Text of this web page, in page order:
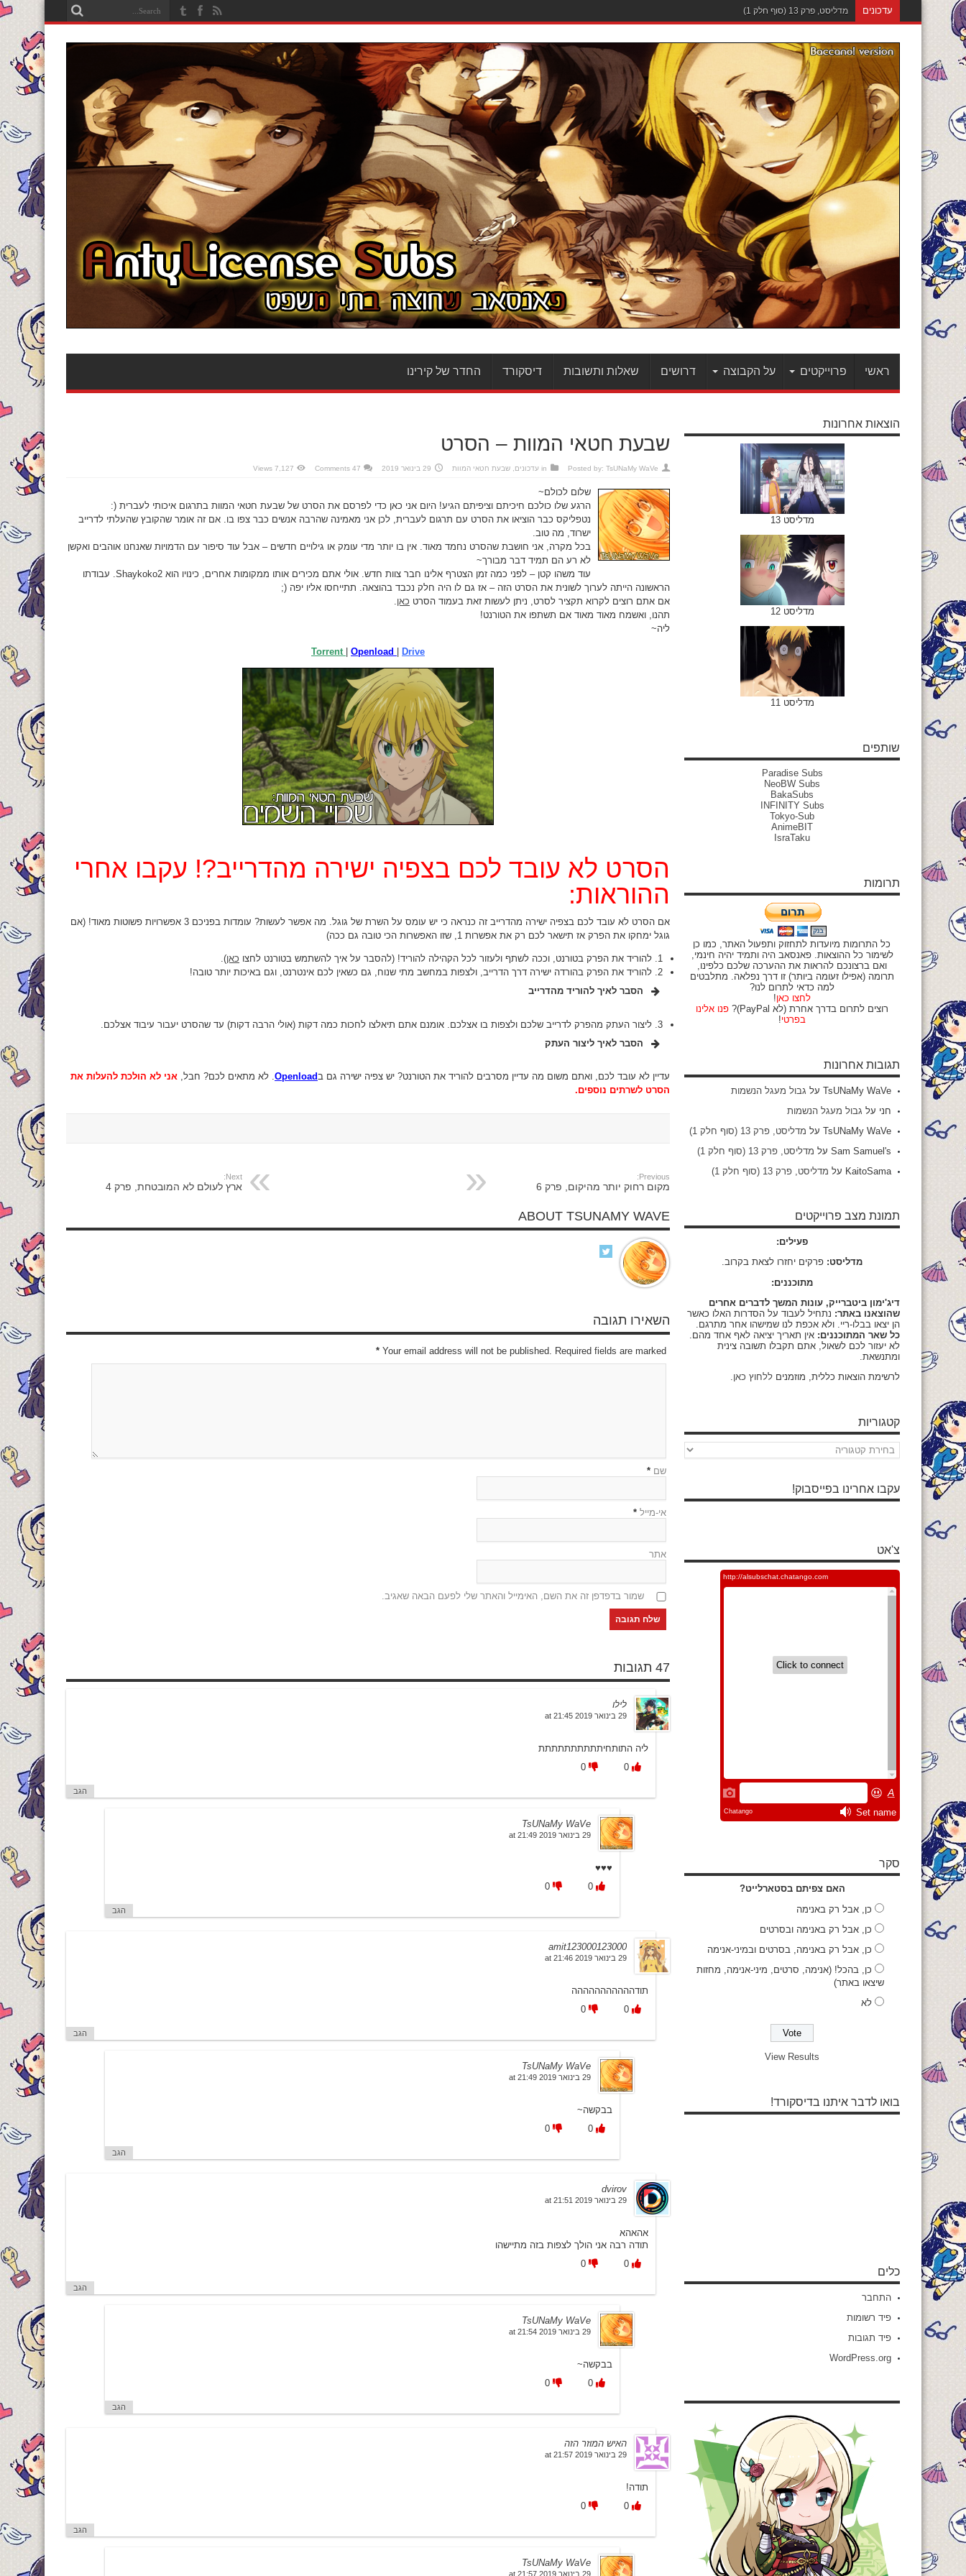
עדכונים מדליסט, פרק 12
ראשי פרוייקטים על הקבוצה דרושים שאלות ותשובות דיסקורד החדר של קירינו
שבעת חטאי המוות – הסרט
Posted by: TsUNaMy WaVe
in עדכונים שבעת חטאי המוות 29 בינואר 2019 47 Comments
7,127 Views
שלום לכולם~
הרגע שלו כולכם חיכיתם וציפיתם הגיע! היום אני כאן כדי לפרסם את הסרט של שבעת חטאי המוות בתרגום איכותי לעברית (:
נטפליקס כבר הוציאו את הסרט עם תרגום לעברית, לכן אני מאמינה שהרבה אנשים כבר צפו בו. אם זה אומר שהקובץ שהעלתי לדרייב
ישרוד, מה טוב.
בכל מקרה, אני חושבת שהסרט נחמד מאוד. אין בו יותר מדי עומק או גילויים חדשים – אבל עוד סיפור עם הדמויות שאנחנו אוהבים ואקשן
לא רע הם תמיד דבר מבורך~
עוד משהו קטן – לפני כמה זמן הצטרף אלינו חבר צוות חדש. אולי אתם מכירים אותו ממקומות אחרים, כינויו הוא Shaykoko2. עבודתו
הראשונה הייתה לערוך לשונית את הסרט הזה – אז גם לו היה חלק נכבד בהוצאה. תתייחסו אליו יפה (;
אם אתם רוצים לקרוא תקציר לסרט, ניתן לעשות זאת בעמוד הסרט כאן.
תהנו, ואשמח מאוד מאוד אם תשתפו את הטורנט!
ליה~
Torrent Openload Drive
הסרט לא עובד לכם בצפיה ישירה מהדרייב?! עקבו אחרי
ההוראות:
אם הסרט לא עובד לכם בצפיה ישירה מהדרייב זה כנראה כי יש עומס על השרת של גוגל. מה אפשר לעשות? עומדות בפניכם 3 אפשרויות פשוטות מאוד! (אם
גוגל ימחקו את הפרק אז תישאר לכם רק את אפשרות 1, שזו האפשרות הכי טובה גם ככה)
1. להוריד את הפרק בטורנט, וככה לשתף ולעזור לכל הקהילה להוריד! (להסבר על איך להשתמש בטורנט לחצו כאן).
2. להוריד את הפרק בהורדה ישירה דרך הדרייב, ולצפות במחשב מתי שנוח, גם כשאין לכם אינטרנט, וגם באיכות יותר טובה!
הסבר לאיך להוריד מהדרייב
3. ליצור העתק מהפרק לדרייב שלכם ולצפות בו אצלכם. אומנם אתם תיאלצו לחכות כמה דקות (אולי הרבה דקות) עד שהסרט יעבור עיבוד אצלכם.
הסבר לאיך ליצור העתק
עדיין לא עובד לכם, ואתם משום מה עדיין מסרבים להוריד את הטורנט? יש צפיה ישירה גם בOpenload. לא מתאים לכם? חבל, אני לא הולכת להעלות את
הסרט לשרתים נוספים.
Previous:
מקום רחוק יותר מהיקום, פרק 6
Next:
ארץ לעולם לא המובטחת, פרק 4
ABOUT TSUNAMY WAVE
השאירו תגובה
Your email address will not be published. Required fields are marked
*
שם *
אי-מייל *
אתר
שמור בדפדפן זה את השם, האימייל והאתר שלי לפעם הבאה שאגיב.
47 תגובות
לילו
29 בינואר 2019 at 21:45
ליה התותחיתתתתתתתתתת
0
0
הגב
TsUNaMy WaVe
29 בינואר 2019 at 21:49
♥♥♥
0
0
הגב
amit123000123000
29 בינואר 2019 at 21:46
תודההההההההההה
0
0
הגב
TsUNaMy WaVe
29 בינואר 2019 at 21:49
בבקשה~
0
0
הגב
dvirov
29 בינואר 2019 at 21:51
אהאהא
תודה רבה אני הולך לצפות בזה מתיישהו
0
0
הגב
TsUNaMy WaVe
29 בינואר 2019 at 21:54
בבקשה~
0
0
הגב
האיש המוזר הזה
29 בינואר 2019 at 21:57
תודה!
0
0
הגב
TsUNaMy WaVe
29 בינואר 2019 at 21:57
הוצאות אחרונות
מדליסט 13
מדליסט 12
מדליסט 11
שותפים
Paradise Subs
NeoBW Subs
BakaSubs
INFINITY Subs
Tokyo-Sub
AnimeBIT
IsraTaku
תרומות
כל התרומות מיועדות לתחזוק ותפעול האתר, כמו כן
לשימור כל ההוצאות. פאנסאב היה ותמיד יהיה חינמי,
ואם ברצונכם להראות את ההערכה שלכם כלפינו,
תרומה (אפילו זעומה ביותר) זו דרך נפלאה. מתלבטים
למה כדאי לתרום לנו?
לחצו כאן!
רוצים לתרום בדרך אחרת (לא PayPal)?
פנו אלינו
בפרטי!
תגובות אחרונות
TsUNaMy WaVe על גבול מעגל הנשמות
חני על גבול מעגל הנשמות
TsUNaMy WaVe על מדליסט, פרק 13 (סוף חלק 1)
Sam Samuel's על מדליסט, פרק 13 (סוף חלק 1)
KaitoSama על מדליסט, פרק 13 (סוף חלק 1)
תמונת מצב פרוייקטים
פעילים:
מדליסט: פרקים יחזרו לצאת בקרוב.
מתוכננים:
דיג'ימון ביטברייק, עונות המשך לדברים אחרים
שהוצאנו באתר: נתחיל לעבוד על הסדרות האלו כאשר
הן יצאו בבלו-ריי. ולא אכפת לנו שמישהו אחר מתרגם.
כל שאר המתוכננים: אין תאריך יציאה לאף אחד מהם.
לא יעזור לכם לשאול, אתם תקבלו תשובה צינית
ומתנשאת.
לרשימת הוצאות כללית, מוזמנים ללחוץ כאן.
קטגוריות
קטגוריות
עקבו אחרינו בפייסבוק!
צ'אט
סקר
האם צפיתם בסטארלייט?
כן, אבל רק באנימה
כן, אבל רק באנימה ובסרטים
כן, אבל רק באנימה, בסרטים ובמיני-אנימה
כן, בהכל! (אנימה, סרטים, מיני-אנימה, מחזות
שיצאו באתר)
לא
View Results
בואו לדבר איתנו בדיסקורד!
כלים
התחבר
פיד רשומות
פיד תגובות
WordPress.org